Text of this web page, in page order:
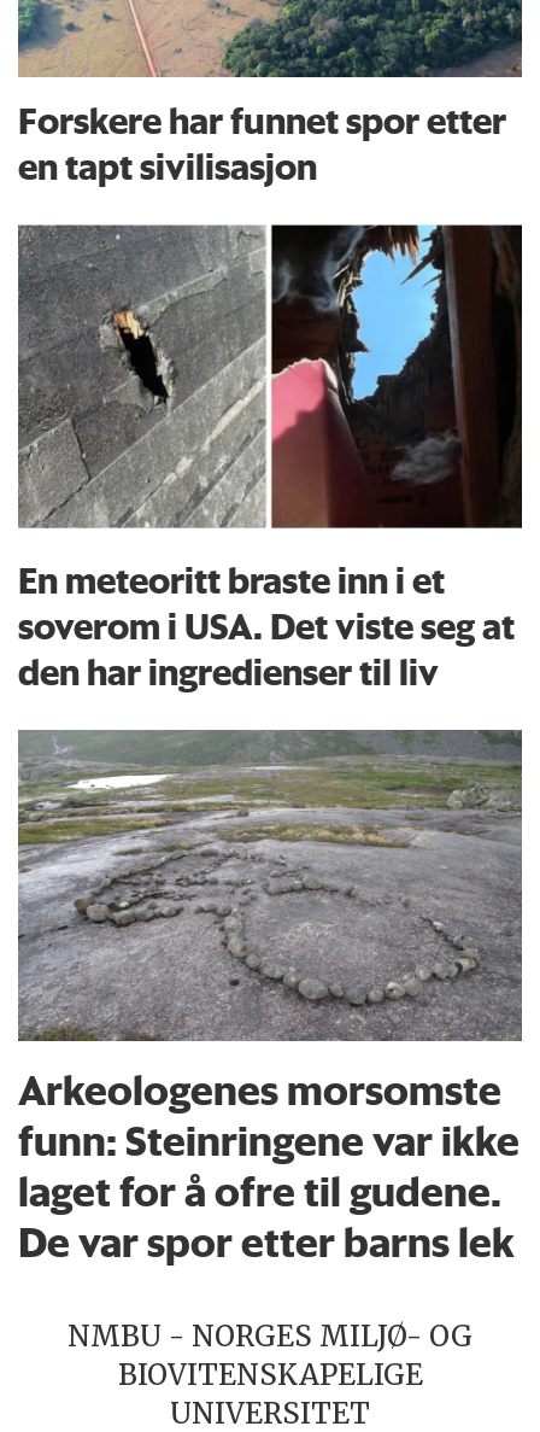
Forskere har funnet spor etter
en tapt sivilisasjon
En meteoritt braste inn i et
soverom i USA. Det viste seg at
den har ingredienser til liv
Arkeologenes morsomste
funn: Steinringene var ikke
laget for å ofre til gudene.
De var spor etter barns lek
NMBU - NORGES MILJØ- OG
BIOVITENSKAPELIGE
UNIVERSITET